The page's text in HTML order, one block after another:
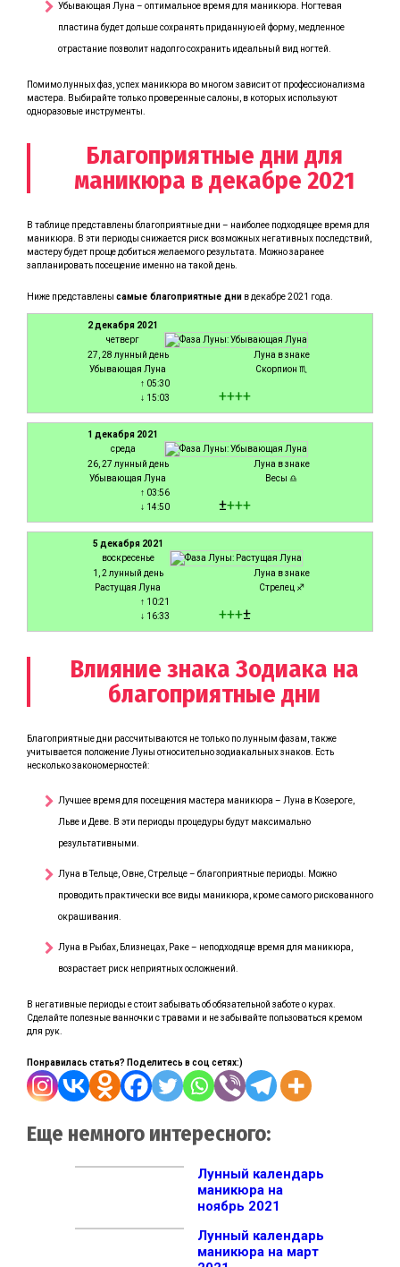
Убывающая Луна – оптимальное время для маникюра. Ногтевая
пластина будет дольше сохранять приданную ей форму, медленное
отрастание позволит надолго сохранить идеальный вид ногтей.
Помимо лунных фаз, успех маникюра во многом зависит от профессионализма
мастера. Выбирайте только проверенные салоны, в которых используют
одноразовые инструменты.
Благоприятные дни для
маникюра в декабре 2021
В таблице представлены благоприятные дни – наиболее подходящее время для
маникюра. В эти периоды снижается риск возможных негативных последствий,
мастеру будет проще добиться желаемого результата. Можно заранее
запланировать посещение именно на такой день.
Ниже представлены самые благоприятные дни в декабре 2021 года.
2 декабря 2021
четверг
27, 28 лунный день
Убывающая Луна
Луна в знаке
Скорпион ♏
↑ 05:30
↓ 15:03
++++
1 декабря 2021
среда
26, 27 лунный день
Убывающая Луна
Луна в знаке
Весы ♎
↑ 03:56
↓ 14:50
±+++
5 декабря 2021
воскресенье
1, 2 лунный день
Растущая Луна
Луна в знаке
Стрелец ♐
↑ 10:21
↓ 16:33
+++±
Влияние знака Зодиака на
благоприятные дни
Благоприятные дни рассчитываются не только по лунным фазам, также
учитывается положение Луны относительно зодиакальных знаков. Есть
несколько закономерностей:
Лучшее время для посещения мастера маникюра – Луна в Козероге,
Льве и Деве. В эти периоды процедуры будут максимально
результативными.
Луна в Тельце, Овне, Стрельце – благоприятные периоды. Можно
проводить практически все виды маникюра, кроме самого рискованного
окрашивания.
Луна в Рыбах, Близнецах, Раке – неподходяще время для маникюра,
возрастает риск неприятных осложнений.
В негативные периоды е стоит забывать об обязательной заботе о курах.
Сделайте полезные ванночки с травами и не забывайте пользоваться кремом
для рук.
Понравилась статья? Поделитесь в соц сетях:)
Еще немного интересного:
Лунный календарь
маникюра на
ноябрь 2021
Лунный календарь
маникюра на март